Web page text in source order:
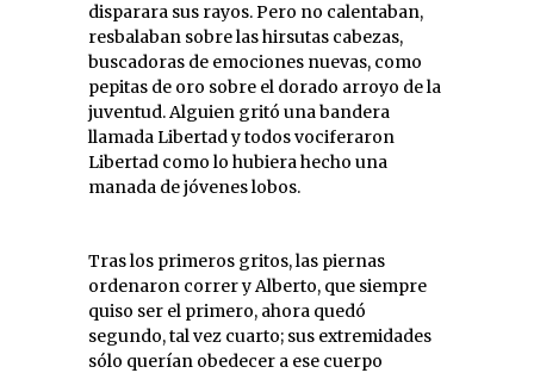
disparara sus rayos. Pero no calentaban,
resbalaban sobre las hirsutas cabezas,
buscadoras de emociones nuevas, como
pepitas de oro sobre el dorado arroyo de la
juventud. Alguien gritó una bandera
llamada Libertad y todos vociferaron
Libertad como lo hubiera hecho una
manada de jóvenes lobos.
Tras los primeros gritos, las piernas
ordenaron correr y Alberto, que siempre
quiso ser el primero, ahora quedó
segundo, tal vez cuarto; sus extremidades
sólo querían obedecer a ese cuerpo